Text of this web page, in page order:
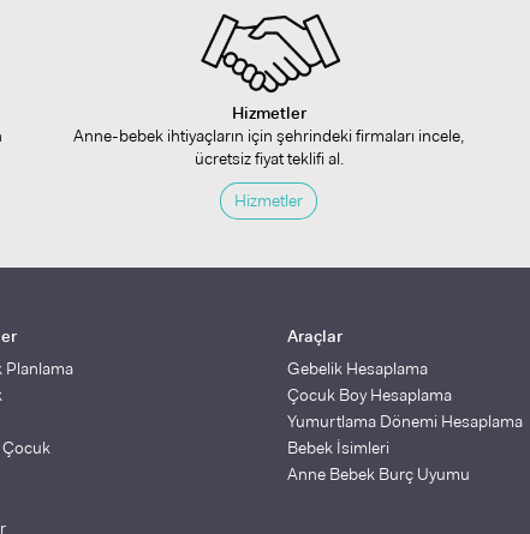
Hizmetler
Anne-bebek ihtiyaçların için şehrindeki firmaları incele,
ücretsiz fiyat teklifi al.
Hizmetler
Planlama
Çocuk
Araçlar
Gebelik Hesaplama
Çocuk Boy Hesaplama
Yumurtlama Dönemi Hesaplama
Bebek İsimleri
Anne Bebek Burç Uyumu